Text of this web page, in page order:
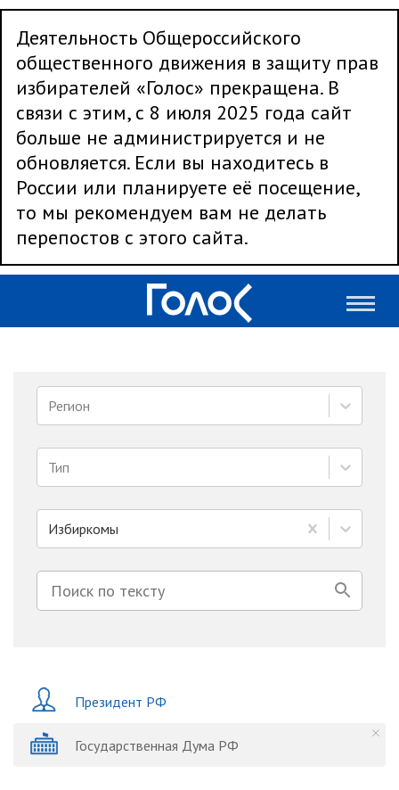
Деятельность Общероссийского
общественного движения в защиту прав
избирателей «Голос» прекращена. В
связи с этим, с 8 июля 2025 года сайт
больше не администрируется и не
обновляется. Если вы находитесь в
России или планируете её посещение,
то мы рекомендуем вам не делать
перепостов с этого сайта.
Регион
Тип
Избиркомы
Президент РФ
Государственная Дума РФ